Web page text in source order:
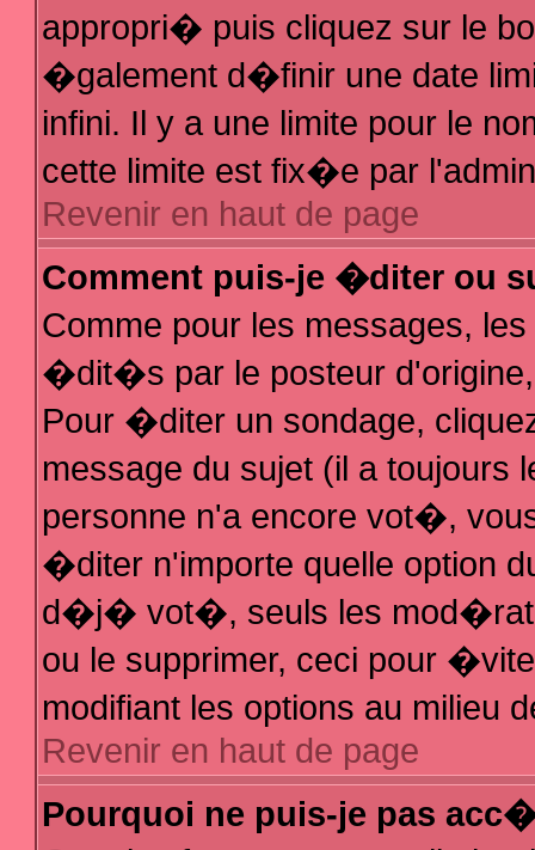
appropri� puis cliquez sur le
�galement d�finir une date
infini. Il y a une limite pour le
cette limite est fix�e par
Revenir en haut de page
Comment puis-je �diter ou
Comme pour les messages,
�dit�s par le posteur
Pour �diter un sondage,
message du sujet (il a
personne n'a encore vot�,
�diter n'importe quelle option
d�j� vot�, seuls les
ou le supprimer, ceci pour
modifiant les options au milieu
Revenir en haut de page
Pourquoi ne puis-je pas